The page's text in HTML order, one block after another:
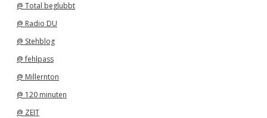
@ Total beglubbt
@ Radio DU
@ Stehblog
@ fehlpass
@ Millernton
@ 120 minuten
@ ZEIT